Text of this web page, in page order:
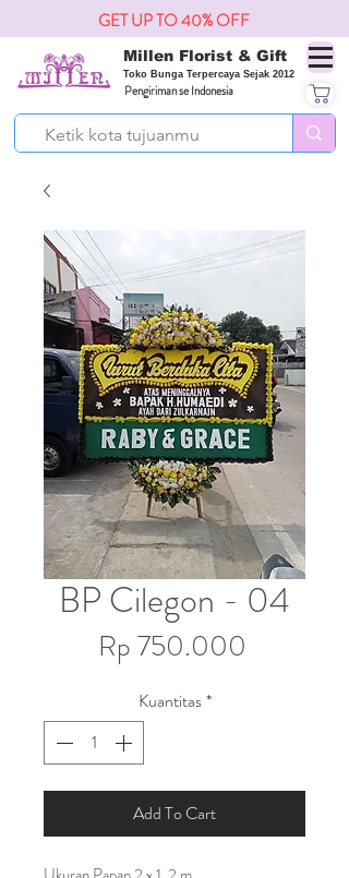
Millen Florist & Gift
Toko Bunga Terpercaya Sejak 2012
Pengiriman se Indonesia
GET UP TO 40% OFF
BP Cilegon - 04
Rp 750.000
Kuantitas*
Add To Cart